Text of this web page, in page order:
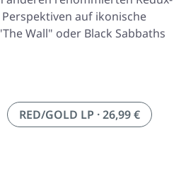
auf ikonische
Wall" oder Black Sabbaths
RED/GOLD LP · 26,99 €